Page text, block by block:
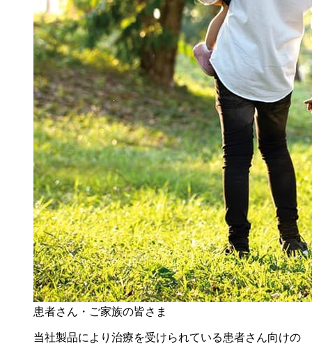
患者さん・ご家族の皆さま
当社製品により治療を受けられている患者さん向けの